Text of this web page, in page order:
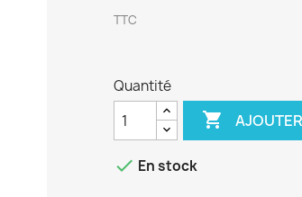
TTC
Quantité

 En stock